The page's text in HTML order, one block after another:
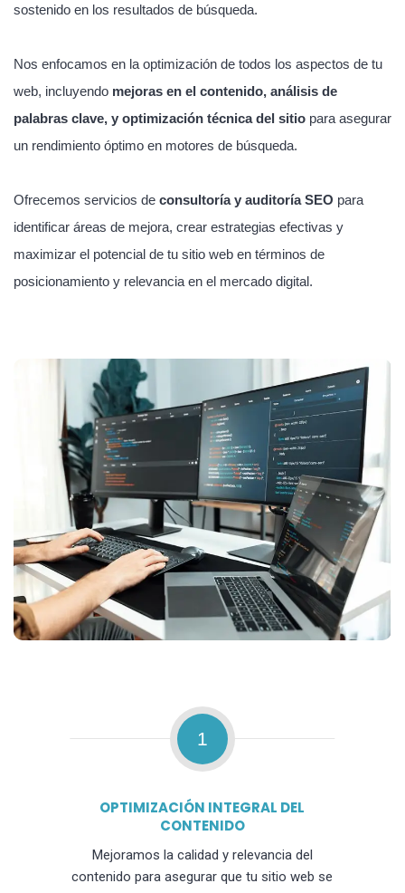
sostenido en los resultados de búsqueda.
Nos enfocamos en la optimización de todos los aspectos de tu
web, incluyendo mejoras en el contenido, análisis de
palabras clave, y optimización técnica del sitio para asegurar
un rendimiento óptimo en motores de búsqueda.
Ofrecemos servicios de consultoría y auditoría SEO para
identificar áreas de mejora, crear estrategias efectivas y
maximizar el potencial de tu sitio web en términos de
posicionamiento y relevancia en el mercado digital.
1
OPTIMIZACIÓN INTEGRAL DEL
CONTENIDO
Mejoramos la calidad y relevancia del
contenido para asegurar que tu sitio web se